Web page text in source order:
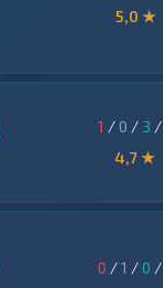
5,0 ★
1 / 0 / 3 /
4,7 ★
0 /1 / 0 /